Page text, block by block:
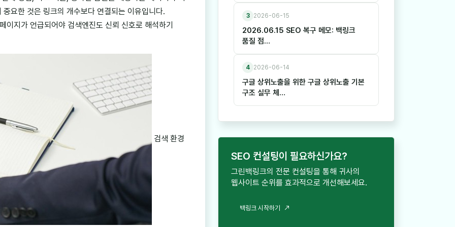
요한 것은 링크의 개수보다 연결되는 이유입니다.
이지가 언급되어야 검색엔진도 신뢰 신호로 해석하기
검색 환경
3 2026-06-15
2026.06.15 SEO 복구 메모: 백링크
품질 점…
4 2026-06-14
구글 상위노출을 위한 구글 상위노출 기본
구조 실무 체…
SEO 컨설팅이 필요하신가요?
그린백링크의 전문 컨설팅을 통해 귀사의
웹사이트 순위를 효과적으로 개선해보세요.
백링크 시작하기